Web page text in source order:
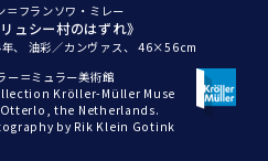
＝フランソワ・ミレー
リュシー村のはずれ》
、 油彩／カンヴァス、
46×56cm
ー＝ミュラー美術館
Kröller-Müller Muse
the Netherlands.
by Rik Klein Gotink